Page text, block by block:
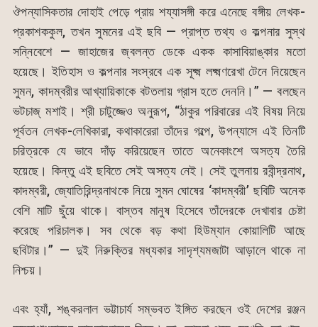
ঔপন্যাসিকতার দোহাই পেড়ে প্রায় শয্যাসঙ্গী করে এনেছে বঙ্গীয় লেখক-
প্রকাশককুল, তখন সুমনের এই ছবি — প্রাপ্ত তথ্য ও কল্পনার সুস্থ
সন্নিবেশে — জাহাজের জ্বলন্ত ডেকে একক কাসাবিয়াঙ্কার মতো
হয়েছে। ইতিহাস ও কল্পনার সংস্রবে এক সূক্ষ্ম লক্ষ্মণরেখা টেনে নিয়েছেন
সুমন, কাদম্বরীর আখ্যায়িকাকে বটতলায় গ্রাস হতে দেননি।” — বলছেন
ভটচাজ্ মশাই। শ্রী চাটুজ্জেও অনুরূপ, “ঠাকুর পরিবারের এই বিষয় নিয়ে
পূর্বতন লেখক-লেখিকারা, কথাকারেরা তাঁদের গল্পে, উপন্যাসে এই তিনটি
চরিত্রকে যে ভাবে দাঁড় করিয়েছেন তাতে অনেকাংশে অসত্য তৈরি
হয়েছে। কিন্তু এই ছবিতে সেই অসত্য নেই। সেই তুলনায় রবীন্দ্রনাথ,
কাদম্বরী, জ্যোতিরিন্দ্রনাথকে নিয়ে সুমন ঘোষের ‘কাদম্বরী’ ছবিটি অনেক
বেশি মাটি ছুঁয়ে থাকে। বাস্তব মানুষ হিসেবে তাঁদেরকে দেখাবার চেষ্টা
করেছে পরিচালক। সব থেকে বড় কথা হিউম্যান কোয়ালিটি আছে
ছবিটার।” — দুই নিরুক্তির মধ্যকার সাদৃশ্যমজাটা আড়ালে থাকে না
নিশ্চয়।
এবং হ্যাঁ, শঙ্করলাল ভট্টাচার্য সম্ভবত ইঙ্গিত করছেন ওই দেশের রঞ্জন